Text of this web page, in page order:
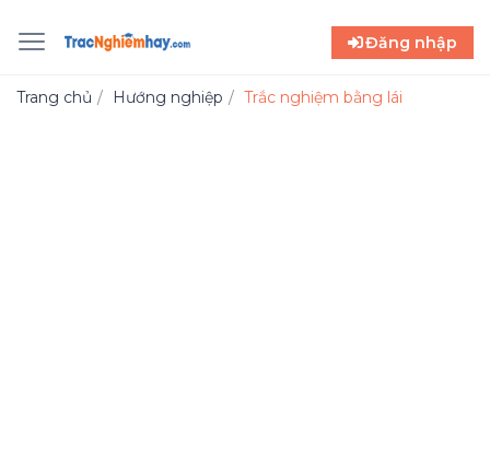
Đăng nhập
Trang chủ Hướng nghiệp Trắc nghiệm bằng lái